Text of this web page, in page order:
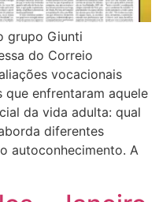
grupo Giunti
do Correio
vocacionais
enfrentaram aquele
da vida adulta: qual
diferentes
autoconhecimento. A